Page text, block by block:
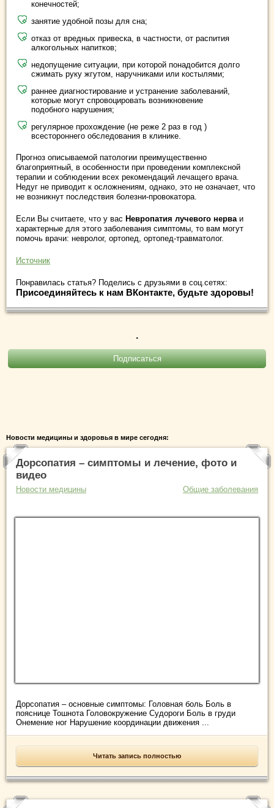
конечностей;
занятие удобной позы для сна;
отказ от вредных привеска, в частности, от распития
алкогольных напитков;
недопущение ситуации, при которой понадобится долго
сжимать руку жгутом, наручниками или костылями;
раннее диагностирование и устранение заболеваний,
которые могут спровоцировать возникновение
подобного нарушения;
регулярное прохождение (не реже 2 раз в год )
всестороннего обследования в клинике.
Прогноз описываемой патологии преимущественно
благоприятный, в особенности при проведении комплексной
терапии и соблюдении всех рекомендаций лечащего врача.
Недуг не приводит к осложнениям, однако, это не означает, что
не возникнут последствия болезни-провокатора.
Если Вы считаете, что у вас Невропатия лучевого нерва и
характерные для этого заболевания симптомы, то вам могут
помочь врачи: невролог, ортопед, ортопед-травматолог.
Источник
Понравилась статья? Поделись с друзьями в соц.сетях:
Присоединяйтесь к нам ВКонтакте, будьте здоровы!
.
Новости медицины и здоровья в мире сегодня:
Дорсопатия – симптомы и лечение, фото и
видео
Новости медицины Общие заболевания
Дорсопатия – основные симптомы: Головная боль Боль в
пояснице Тошнота Головокружение Судороги Боль в груди
Онемение ног Нарушение координации движения ...
Читать запись полностью